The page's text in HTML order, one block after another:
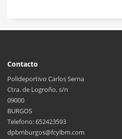
Contacto
Polideportivo Carlos Serna
Ctra. de Logroño, s/n
09000
BURGOS
Telefono: 652423593
dpbmburgos@fcylbm.com